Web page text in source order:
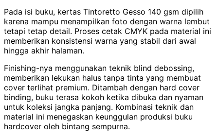
Pada isi buku, kertas Tintoretto Gesso 140 gsm dipilih
karena mampu menampilkan foto dengan warna lembut
tetapi tetap detail. Proses cetak CMYK pada material ini
memberikan konsistensi warna yang stabil dari awal
hingga akhir halaman.
Finishing-nya menggunakan teknik blind debossing,
memberikan lekukan halus tanpa tinta yang membuat
cover terlihat premium. Ditambah dengan hard cover
binding, buku terasa kokoh ketika dibuka dan nyaman
untuk koleksi jangka panjang. Kombinasi teknik dan
material ini menegaskan keunggulan produksi buku
hardcover oleh bintang sempurna.